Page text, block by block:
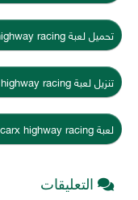
تحميل لعبة carx highway racing مهكره
تنزيل لعبة carx highway racing مهكرة
لعبة carx highway racing مهكره
التعليقات